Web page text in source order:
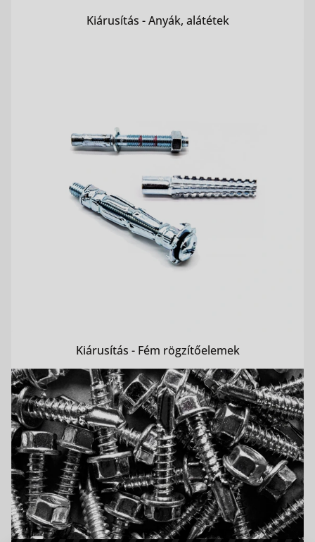
Kiárusítás - Anyák, alátétek
Kiárusítás - Fém rögzítőelemek